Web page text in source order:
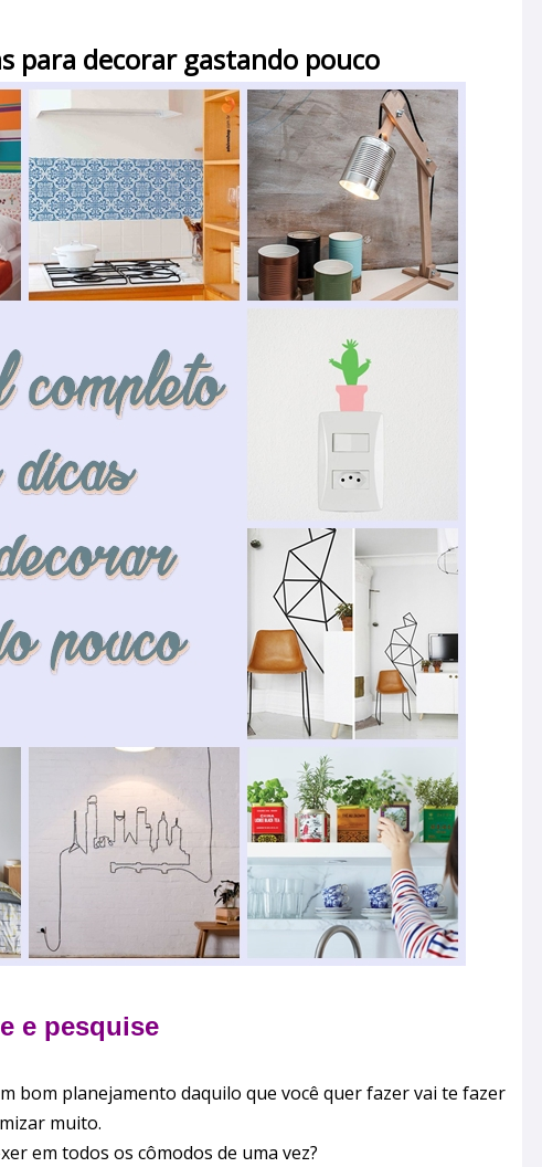
para decorar gastando pouco
e pesquise
bom planejamento daquilo que você quer fazer vai te fazer
muito.
em todos os cômodos de uma vez?